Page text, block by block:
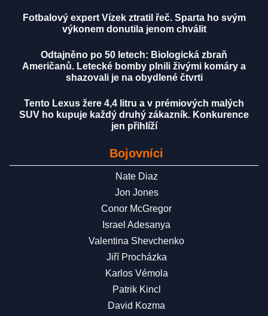
Fotbalový expert Vízek ztratil řeč. Sparta ho svým
výkonem donutila jenom chválit
Odtajněno po 50 letech: Biologická zbraň
Američanů. Letecké bomby plnili živými komáry a
shazovali je na obydlené čtvrti
Tento Lexus žere 4,4 litru a v prémiových malých
SUV ho kupuje každý druhý zákazník. Konkurence
jen přihlíží
Bojovníci
Nate Diaz
Jon Jones
Conor McGregor
Israel Adesanya
Valentina Shevchenko
Jiří Procházka
Karlos Vémola
Patrik Kincl
David Kozma